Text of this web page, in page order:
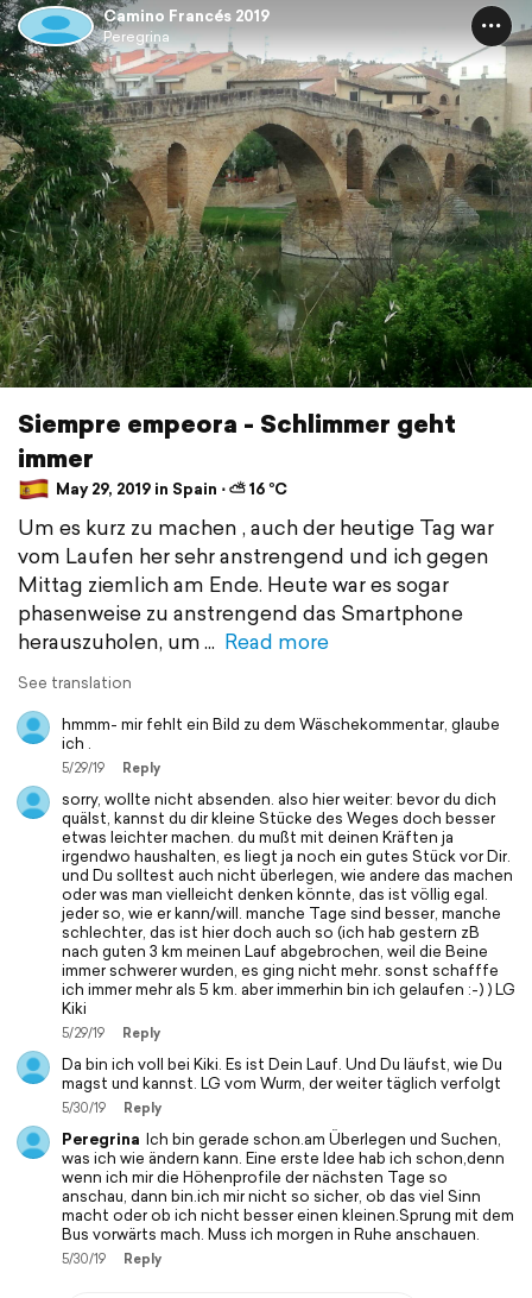
Camino Francés 2019
Peregrina
Siempre empeora - Schlimmer geht
immer
May 29, 2019 in Spain ⋅ ⛅ 16 °C
Um es kurz zu machen , auch der heutige Tag war
vom Laufen her sehr anstrengend und ich gegen
Mittag ziemlich am Ende. Heute war es sogar
phasenweise zu anstrengend das Smartphone
herauszuholen, um
Read more
See translation
hmmm- mir fehlt ein Bild zu dem Wäschekommentar, glaube
ich .
5/29/19 Reply
sorry, wollte nicht absenden. also hier weiter: bevor du dich
quälst, kannst du dir kleine Stücke des Weges doch besser
etwas leichter machen. du mußt mit deinen Kräften ja
irgendwo haushalten, es liegt ja noch ein gutes Stück vor Dir.
und Du solltest auch nicht überlegen, wie andere das machen
oder was man vielleicht denken könnte, das ist völlig egal.
jeder so, wie er kann/will. manche Tage sind besser, manche
schlechter, das ist hier doch auch so (ich hab gestern zB
nach guten 3 km meinen Lauf abgebrochen, weil die Beine
immer schwerer wurden, es ging nicht mehr. sonst schafffe
ich immer mehr als 5 km. aber immerhin bin ich gelaufen :-) ) LG
Kiki
5/29/19 Reply
Da bin ich voll bei Kiki. Es ist Dein Lauf. Und Du läufst, wie Du
magst und kannst. LG vom Wurm, der weiter täglich verfolgt
5/30/19 Reply
Peregrina Ich bin gerade schon.am Überlegen und Suchen,
was ich wie ändern kann. Eine erste Idee hab ich schon,denn
wenn ich mir die Höhenprofile der nächsten Tage so
anschau, dann bin.ich mir nicht so sicher, ob das viel Sinn
macht oder ob ich nicht besser einen kleinen.Sprung mit dem
Bus vorwärts mach. Muss ich morgen in Ruhe anschauen.
5/30/19 Reply